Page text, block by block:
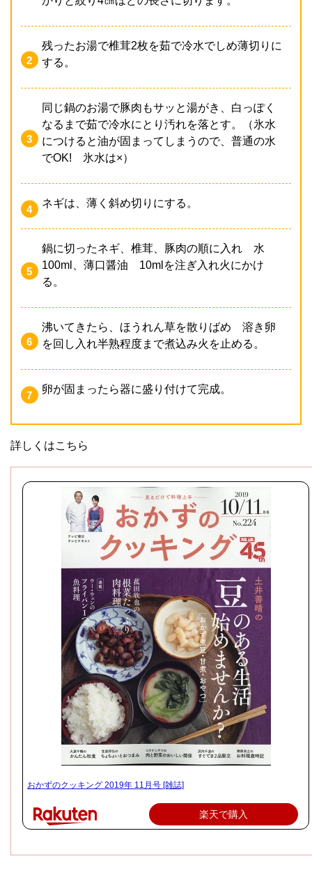
残ったお湯で椎茸2枚を茹で冷水でしめ薄切りに
する。
同じ鍋のお湯で豚肉もサッと湯がき、白っぽく
なるまで茹で冷水にとり汚れを落とす。（氷水
につけると油が固まってしまうので、普通の水
でOK! 氷水は×）
ネギは、薄く斜め切りにする。
鍋に切ったネギ、椎茸、豚肉の順に入れ 水
100ml、薄口醤油 10mlを注ぎ入れ火にかけ
る。
沸いてきたら、ほうれん草を散りばめ 溶き卵
を回し入れ半熟程度まで煮込み火を止める。
卵が固まったら器に盛り付けて完成。
詳しくはこちら
おかずのクッキング 2019年 11月号 [雑誌]
楽天で購入